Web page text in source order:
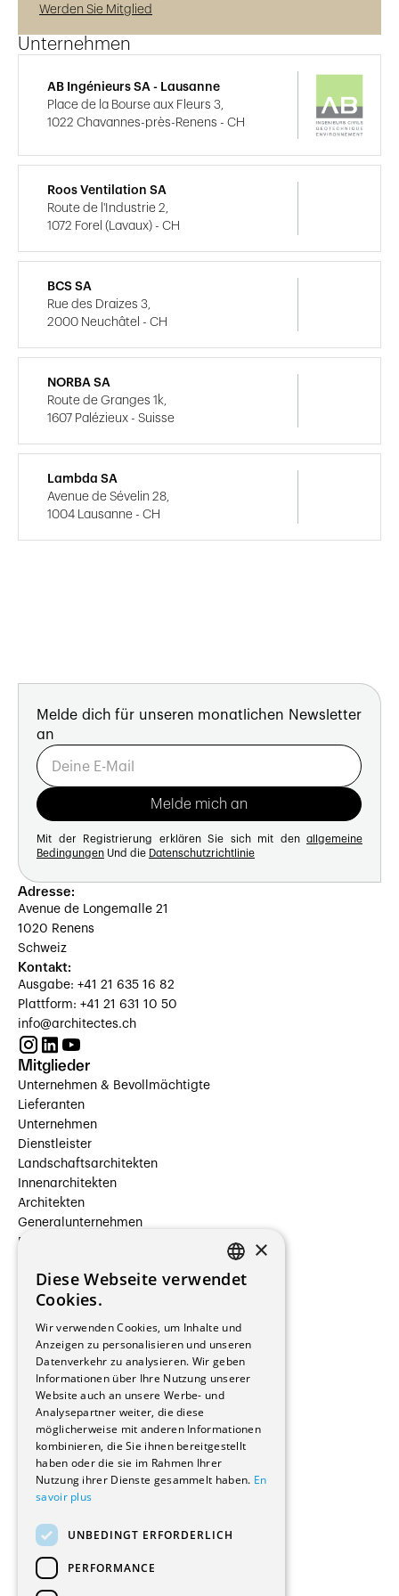
Werden Sie Mitglied
Unternehmen
AB Ingénieurs SA - Lausanne
Place de la Bourse aux Fleurs 3,
1022 Chavannes-près-Renens - CH
Roos Ventilation SA
Route de l'Industrie 2,
1072 Forel (Lavaux) - CH
BCS SA
Rue des Draizes 3,
2000 Neuchâtel - CH
NORBA SA
Route de Granges 1k,
1607 Palézieux - Suisse
Lambda SA
Avenue de Sévelin 28,
1004 Lausanne - CH
Melde dich für unseren monatlichen Newsletter
an
Mit der Registrierung erklären Sie sich mit den allgemeine
Bedingungen Und die Datenschutzrichtlinie
Adresse:
Avenue de Longemalle 21
1020 Renens
Schweiz
Kontakt:
Ausgabe: +41 21 635 16 82
Plattform: +41 21 631 10 50
info@architectes.ch
Mitglieder
Unternehmen & Bevollmächtigte
Lieferanten
Unternehmen
Dienstleister
Landschaftsarchitekten
Innenarchitekten
Architekten
Generalunternehmen
Beauftragte Unternehmen
Hersteller/Lieferanten
Bauherrschaften
Stockwerkeigentum
Reportagen
Wohnungen
Renovierungen
Innere Umbauten
Gastgewerbe und Tourismus
Verwaltungsgebäude und Geschäfte
Schuleinrichtungen
Medizinische Einrichtungen
Kultur - Sport - Freizeit
Industrie - Handwerk
Transport und Parkplätze
FRENCH
×
Diese Webseite verwendet
Cookies.
Wir verwenden Cookies, um Inhalte und
Anzeigen zu personalisieren und unseren
Datenverkehr zu analysieren. Wir geben
Informationen über Ihre Nutzung unserer
Website auch an unsere Werbe- und
Analysepartner weiter, die diese
möglicherweise mit anderen Informationen
kombinieren, die Sie ihnen bereitgestellt
haben oder die sie im Rahmen Ihrer
Nutzung ihrer Dienste gesammelt haben. En
savoir plus
UNBEDINGT ERFORDERLICH
PERFORMANCE